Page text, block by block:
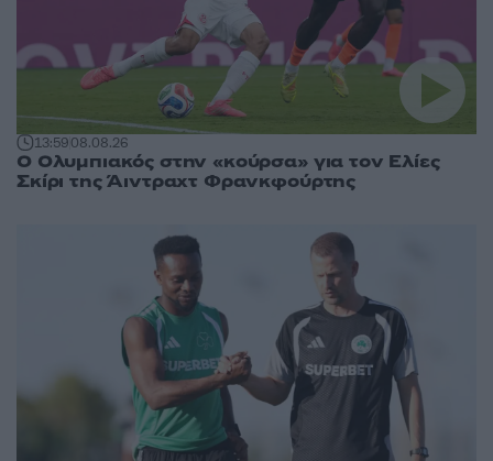
13:5908.08.26
Ο Ολυμπιακός στην «κούρσα» για τον Ελίες
Σκίρι της Άιντραχτ Φρανκφούρτης